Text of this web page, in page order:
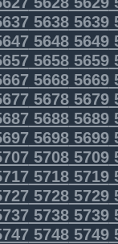
56385639
56485649
56585659
56685669
56785679
56885689
56985699
57085709
57185719
57285729
57385739
57485749